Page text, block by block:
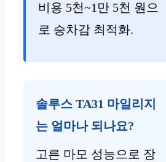
비용 5천~1만 5천 원으
로 승차감 최적화.
솔루스 TA31 마일리지
는 얼마나 되나요?
고른 마모 성능으로 장